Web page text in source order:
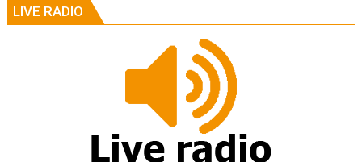
LIVE RADIO